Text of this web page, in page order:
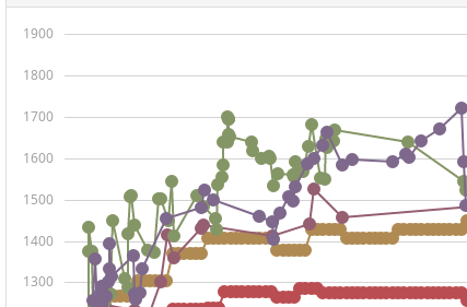
1300
1400
1500
1600
1700
1800
1900